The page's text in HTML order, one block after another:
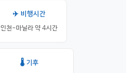
✈️ 비행시간
인천-마닐라 약 4시간
🌡️ 기후